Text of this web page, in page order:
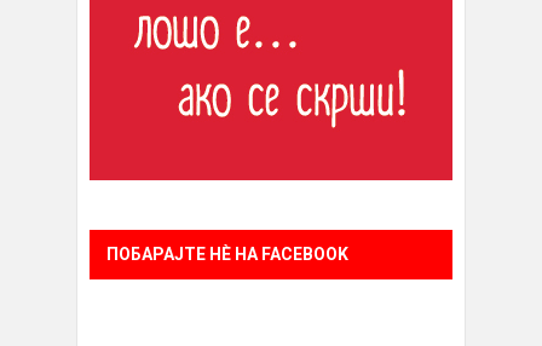
ПОБАРАЈТЕ НÈ НА FACEBOOK